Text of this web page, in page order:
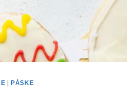
|PÅSKE